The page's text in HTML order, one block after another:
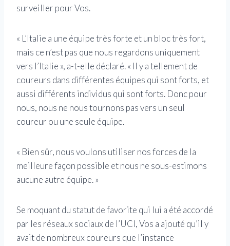
surveiller pour Vos.
« L’Italie a une équipe très forte et un bloc très fort,
mais ce n’est pas que nous regardons uniquement
vers l’Italie », a-t-elle déclaré. « Il y a tellement de
coureurs dans différentes équipes qui sont forts, et
aussi différents individus qui sont forts. Donc pour
nous, nous ne nous tournons pas vers un seul
coureur ou une seule équipe.
« Bien sûr, nous voulons utiliser nos forces de la
meilleure façon possible et nous ne sous-estimons
aucune autre équipe. »
Se moquant du statut de favorite qui lui a été accordé
par les réseaux sociaux de l’UCI, Vos a ajouté qu’il y
avait de nombreux coureurs que l’instance